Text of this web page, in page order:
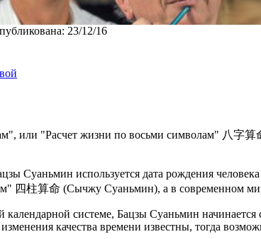
23/12/16
или "Расчет жизни по восьми символам" 八字
Суаньмин используется дата рождения
四柱算命 (Сычжу Суаньмин), а в современном
календарной системе, Бацзы Суаньмин
качества времени известны, тогда